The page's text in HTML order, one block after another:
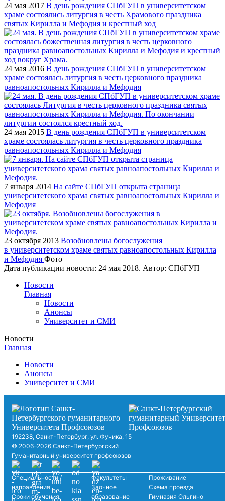
24 мая 2017 В день рождения СПбГУП в университетском
храме состоялись литургия в честь Храмового праздника
святых Кирилла и Мефодия и крестный ход
24 мая 2016 В день рождения СПбГУП в университетском
храме состоялась литургия в честь церковного праздника
равноапостольных Кирилла и Мефодия
24 мая 2015 В день рождения СПбГУП в университетском
храме состоялась литургия в честь церковного праздника
равноапостольных Кирилла и Мефодия
7 января 2014 На сайте СПбГУП открыта страница
университетского храма святых равноапостольных Кирилла и
Мефодия
23 октября 2013 Возобновлены богослужения
в университетском храме святых равноапостольных Кирилла
и Мефодия Фото
Дата публикации новости: 24 мая 2018. Автор: СПбГУП
Новости
Главная
Новости
Анонсы
Университет и СМИ
Новости
Главная
Новости
Анонсы
Университет и СМИ
192238, Санкт-Петербург, ул. Фучика, 15
© 2006–2026 Санкт-Петербургский
Гуманитарный университет профсоюзов
Специальности /
направления
Сроки обучения
Факультеты
Заочное
образование
Проживание
Схема проезда
Гимназия Ольгино